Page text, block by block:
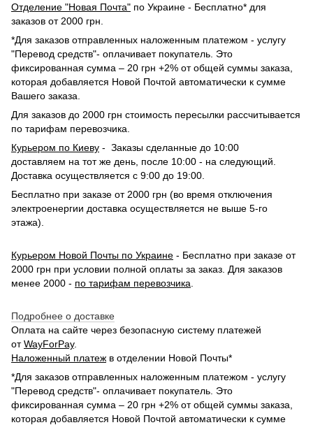
Отделение "Новая Почта" по Украине - Бесплатно* для
заказов от 2000 грн.
*Для заказов отправленных наложенным платежом - услугу
"Перевод средств"- оплачивает покупатель. Это
фиксированная сумма – 20 грн +2% от общей суммы заказа,
которая добавляется Новой Почтой автоматически к сумме
Вашего заказа.
Для заказов до 2000 грн стоимость пересылки рассчитывается
по тарифам перевозчика.
Курьером по Киеву - Заказы сделанные до 10:00
доставляем на тот же день, после 10:00 - на следующий.
Доставка осуществляется с 9:00 до 19:00.
Бесплатно при заказе от 2000 грн (во время отключения
электроенергии доставка осуществляется не выше 5-го
этажа).
Курьером Новой Почты по Украине - Бесплатно при заказе от
2000 грн при условии полной оплаты за заказ. Для заказов
менее 2000 - по тарифам перевозчика
Подробнее о доставке
Оплата на сайте через безопасную систему платежей
отWayForPay.
Наложенный платеж в отделении Новой Почты*
*Для заказов отправленных наложенным платежом - услугу
"Перевод средств"- оплачивает покупатель. Это
фиксированная сумма – 20 грн +2% от общей суммы заказа,
которая добавляется Новой Почтой автоматически к сумме